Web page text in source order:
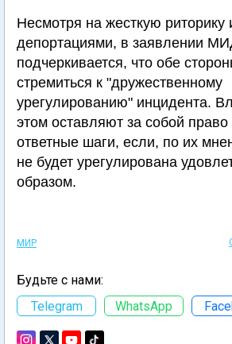
Несмотря на жесткую риторику
депортациями, в заявлении
подчеркивается, что обе
стремиться к "дружественному
урегулированию" инцидента.
этом оставляют за собой
ответные шаги, если, по их
не будет урегулирована
образом.
МИР
Будьте с нами:
Telegram
WhatsApp